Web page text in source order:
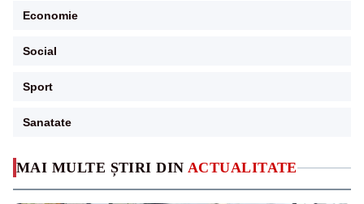
MAI MULTE ȘTIRI DIN ACTUALITATE
Economie
Social
Sport
Sanatate